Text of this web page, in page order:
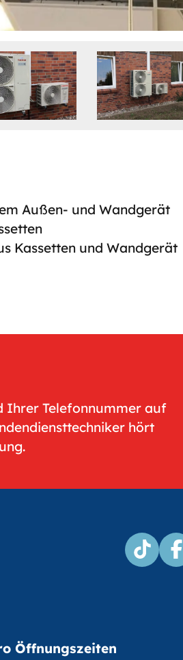
Außen- und Wandgerät
Kassetten und Wandgerät
Ihrer Telefonnummer auf
hört
Öffnungszeiten